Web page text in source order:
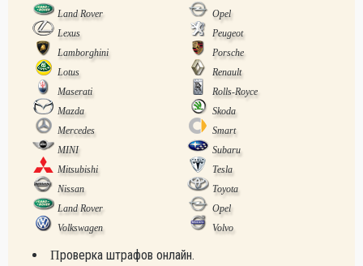
Land Rover
Opel
Lexus
Peugeot
Lamborghini
Porsche
Lotus
Renault
Maserati
Rolls-Royce
Mazda
Skoda
Mercedes
Smart
MINI
Subaru
Mitsubishi
Tesla
Nissan
Toyota
Land Rover
Opel
Volkswagen
Volvo
Проверка штрафов онлайн.